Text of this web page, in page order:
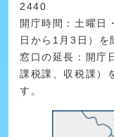
2440
開庁時間：土曜日
日から1月3日）
窓口の延長：開庁
課税課、収税課）
す。